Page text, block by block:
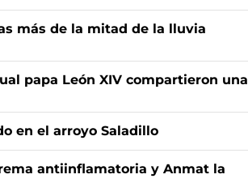
más de la mitad de la lluvia
papa León XIV compartieron una
en el arroyo Saladillo
antiinflamatoria y Anmat la